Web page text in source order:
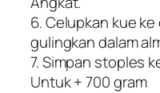
6. Celupkan kue
gulingkan dalam
7. Simpan stoples
Untuk + 700 gram